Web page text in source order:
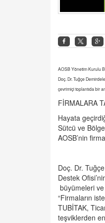
AOSB Yönetim Kurulu
Doç. Dr. Tuğçe
çevrimiçi toplantıda bir
FİRMALARA
Hayata
Sütcü ve
AOSB’nin
Doç. Dr.
Destek
büyümeleri
“Firmaların
TUBİTAK,
teşviklerden